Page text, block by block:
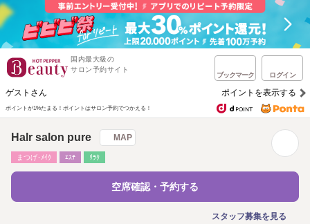
国内最大級の
サロン予約サイト
ブックマーク ログイン
ゲストさん ポイントを表示する
ポイントが1%たまる！ ポイントはサロン予約でつかえる！
Halr salon pure MAP
まつげ･ﾒｲｸ ｴｽﾃ ﾘﾗｸ
空席確認・予約する
スタッフ募集を見る